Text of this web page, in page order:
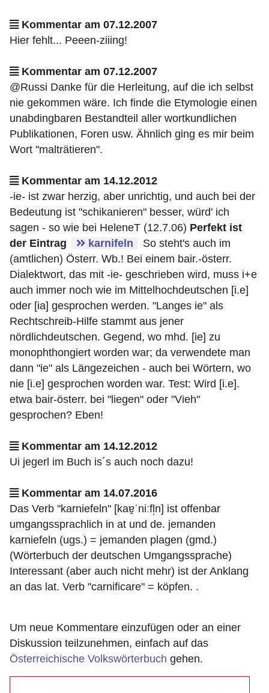
Kommentar am 07.12.2007
Hier fehlt... Peeen-ziiing!
Kommentar am 07.12.2007
@Russi Danke für die Herleitung, auf die ich selbst
nie gekommen wäre. Ich finde die Etymologie einen
unabdingbaren Bestandteil aller wortkundlichen
Publikationen, Foren usw. Ähnlich ging es mir beim
Wort "malträtieren".
Kommentar am 14.12.2012
-ie- ist zwar herzig, aber unrichtig, und auch bei der
Bedeutung ist "schikanieren" besser, würd' ich
sagen - so wie bei HeleneT (12.7.06) Perfekt ist
der Eintrag
karnifeln
So steht's auch im
(amtlichen) Österr. Wb.! Bei einem bair.-österr.
Dialektwort, das mit -ie- geschrieben wird, muss i+e
auch immer noch wie im Mittelhochdeutschen [i.e]
oder [ia] gesprochen werden. "Langes ie" als
Rechtschreib-Hilfe stammt aus jener
nördlichdeutschen. Gegend, wo mhd. [ie] zu
monophthongiert worden war; da verwendete man
dann "ie" als Längezeichen - auch bei Wörtern, wo
nie [i.e] gesprochen worden war. Test: Wird [i.e].
etwa bair-österr. bei "liegen" oder "Vieh"
gesprochen? Eben!
Kommentar am 14.12.2012
Ui jegerl im Buch is´s auch noch dazu!
Kommentar am 14.07.2016
Das Verb "karniefeln" [kaɐ̯ˈniːfl̩n] ist offenbar
umgangssprachlich in at und de. jemanden
karniefeln (ugs.) = jemanden plagen (gmd.)
(Wörterbuch der deutschen Umgangssprache)
Interessant (aber auch nicht mehr) ist der Anklang
an das lat. Verb "carnificare" = köpfen. .
Um neue Kommentare einzufügen oder an einer
Diskussion teilzunehmen, einfach auf das
Österreichische Volkswörterbuch gehen.